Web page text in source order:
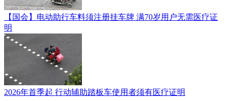
【国会】电动助行车料须注册挂车牌 满70岁用户无需医疗证
明
2026年首季起 行动辅助踏板车使用者须有医疗证明